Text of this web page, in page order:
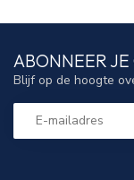
ABONNEER
Blijf op de hoogte